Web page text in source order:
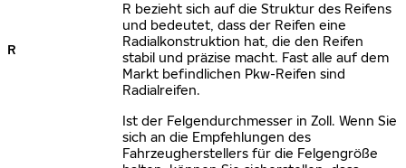
R
R bezieht sich auf die Struktur des Reifens
und bedeutet, dass der Reifen eine
Radialkonstruktion hat, die den Reifen
stabil und präzise macht. Fast alle auf dem
Markt befindlichen Pkw-Reifen sind
Radialreifen.
Ist der Felgendurchmesser in Zoll. Wenn Sie
sich an die Empfehlungen des
Fahrzeugherstellers für die Felgengröße